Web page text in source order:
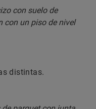
distintas.